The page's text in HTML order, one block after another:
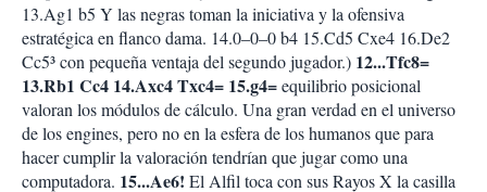
13.Ag1 b5 Y las negras toman la iniciativa y la ofensiva
estratégica en flanco dama. 14.0–0–0 b4 15.Cd5 Cxe4 16.De2
Cc5³ con pequeña ventaja del segundo jugador.) 12...Tfc8=
13.Rb1 Cc4 14.Axc4 Txc4= 15.g4=equilibrio posicional
valoran los módulos de cálculo. Una gran verdad en el universo
de los engines, pero no en la esfera de los humanos que para
hacer cumplir la valoración tendrían que jugar como una
computadora. 15...Ae6! El Alfil toca con sus Rayos X la casilla